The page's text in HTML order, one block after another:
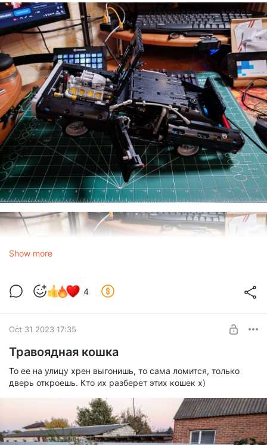
Show more
4
Oct 31 2023 17:35
Травоядная кошка
То ее на улицу хрен выгонишь, то сама ломится, только
дверь откроешь. Кто их разберет этих кошек х)